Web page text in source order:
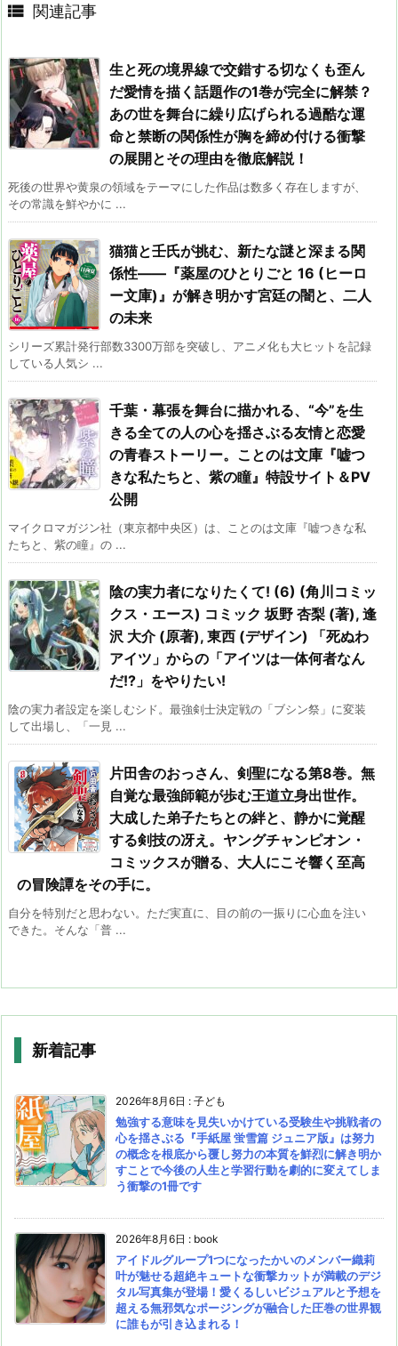
 関連記事
生と死の境界線で交錯する切なくも歪ん
だ愛情を描く話題作の1巻が完全に解禁？
あの世を舞台に繰り広げられる過酷な運
命と禁断の関係性が胸を締め付ける衝撃
の展開とその理由を徹底解説！
死後の世界や黄泉の領域をテーマにした作品は数多く存在しますが、
その常識を鮮やかに ...
猫猫と壬氏が挑む、新たな謎と深まる関
係性――『薬屋のひとりごと 16 (ヒーロ
ー文庫)』が解き明かす宮廷の闇と、二人
の未来
シリーズ累計発行部数3300万部を突破し、アニメ化も大ヒットを記録
している人気シ ...
千葉・幕張を舞台に描かれる、“今”を生
きる全ての人の心を揺さぶる友情と恋愛
の青春ストーリー。ことのは文庫『嘘つ
きな私たちと、紫の瞳』特設サイト＆PV
公開
マイクロマガジン社（東京都中央区）は、ことのは文庫『嘘つきな私
たちと、紫の瞳』の ...
陰の実力者になりたくて! (6) (角川コミッ
クス・エース) コミック 坂野 杏梨 (著), 逢
沢 大介 (原著), 東西 (デザイン) 「死ぬわ
アイツ」からの「アイツは一体何者なん
だ!?」をやりたい!
陰の実力者設定を楽しむシド。最強剣士決定戦の「ブシン祭」に変装
して出場し、「一見 ...
片田舎のおっさん、剣聖になる第8巻。無
自覚な最強師範が歩む王道立身出世作。
大成した弟子たちとの絆と、静かに覚醒
する剣技の冴え。ヤングチャンピオン・
コミックスが贈る、大人にこそ響く至高
の冒険譚をその手に。
自分を特別だと思わない。ただ実直に、目の前の一振りに心血を注い
できた。そんな「普 ...
新着記事
2026年8月6日 : 子ども
勉強する意味を見失いかけている受験生や挑戦者の
心を揺さぶる『手紙屋 蛍雪篇 ジュニア版』は努力
の概念を根底から覆し努力の本質を鮮烈に解き明か
すことで今後の人生と学習行動を劇的に変えてしま
う衝撃の1冊です
2026年8月6日 : book
アイドルグループ1つになったかいのメンバー織莉
叶が魅せる超絶キュートな衝撃カットが満載のデジ
タル写真集が登場！愛くるしいビジュアルと予想を
超える無邪気なポージングが融合した圧巻の世界観
に誰もが引き込まれる！